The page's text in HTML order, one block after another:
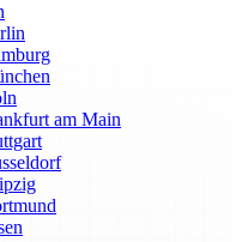
am Main